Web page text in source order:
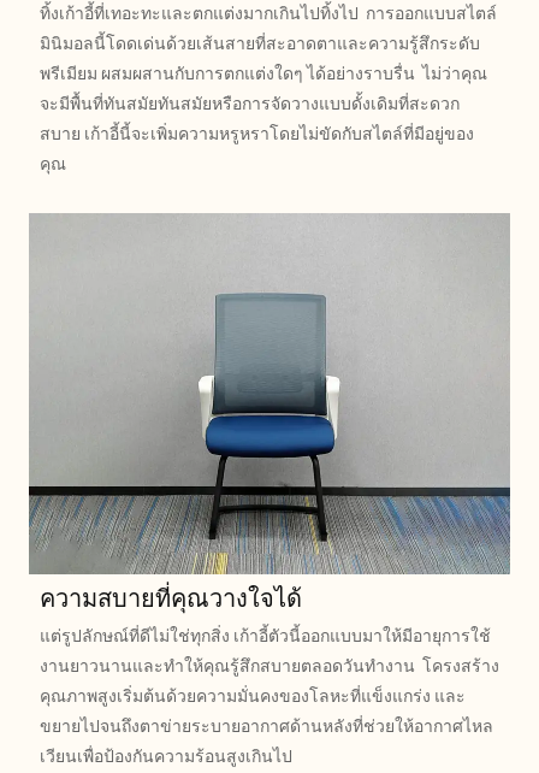
ทิ้งเก้าอี้ที่เทอะทะและตกแต่งมากเกินไปทิ้งไป การออกแบบสไตล์
มินิมอลนี้โดดเด่นด้วยเส้นสายที่สะอาดตาและความรู้สึกระดับ
พรีเมียม ผสมผสานกับการตกแต่งใดๆ ได้อย่างราบรื่น ไม่ว่าคุณ
จะมีพื้นที่ทันสมัยทันสมัยหรือการจัดวางแบบดั้งเดิมที่สะดวก
สบาย เก้าอี้นี้จะเพิ่มความหรูหราโดยไม่ขัดกับสไตล์ที่มีอยู่ของ
คุณ
ความสบายที่คุณวางใจได้
แต่รูปลักษณ์ที่ดีไม่ใช่ทุกสิ่ง เก้าอี้ตัวนี้ออกแบบมาให้มีอายุการใช้
งานยาวนานและทำให้คุณรู้สึกสบายตลอดวันทำงาน โครงสร้าง
คุณภาพสูงเริ่มต้นด้วยความมั่นคงของโลหะที่แข็งแกร่ง และ
ขยายไปจนถึงตาข่ายระบายอากาศด้านหลังที่ช่วยให้อากาศไหล
เวียนเพื่อป้องกันความร้อนสูงเกินไป